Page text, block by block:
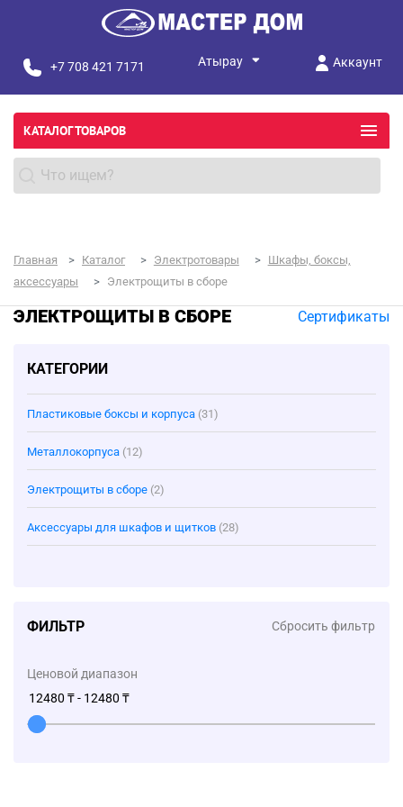
+7 708 421 7171 Аккаунт
КАТАЛОГ ТОВАРОВ
Главная Каталог Электротовары
Шкафы, боксы,
аксессуары
Электрощиты в сборе
ЭЛЕКТРОЩИТЫ В СБОРЕ Сертификаты
КАТЕГОРИИ
Пластиковые боксы и корпуса (31)
Металлокорпуса (12)
Электрощиты в сборе (2)
Аксессуары для шкафов и щитков (28)
ФИЛЬТР Сбросить фильтр
Ценовой диапазон